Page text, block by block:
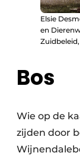
Elsie
en
Bos
Wie op de
zijden door